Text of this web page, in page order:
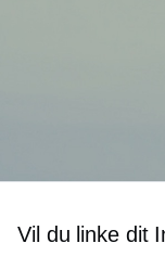
Vil du linke dit